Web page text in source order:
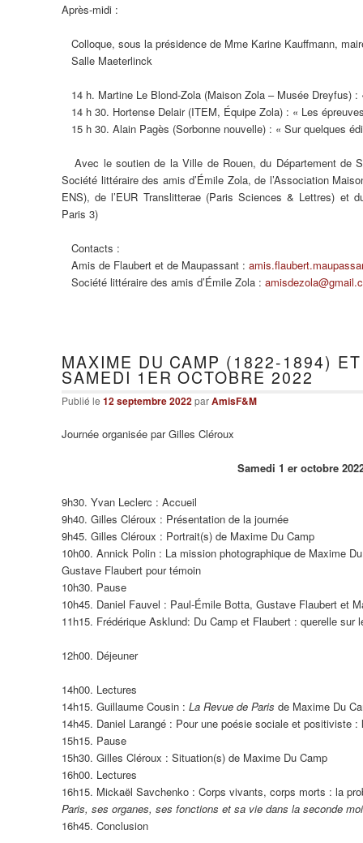
Après-midi :
Colloque, sous la présidence de Mme Karine Kauffmann,
Salle Maeterlinck
14 h. Martine Le Blond-Zola (Maison Zola – Musée Dreyfus)
14 h 30. Hortense Delair (ITEM, Équipe Zola) : « Les épreuves
15 h 30. Alain Pagès (Sorbonne nouvelle) : « Sur quelques
Avec le soutien de la Ville de Rouen, du Département de
Société littéraire des amis d’Émile Zola, de l’Association
ENS), de l’EUR Translitterae (Paris Sciences & Lettres) et
Paris 3)
Contacts :
Amis de Flaubert et de Maupassant :
Société littéraire des amis d’Émile Zola :
MAXIME DU CAMP (1822-1894)
SAMEDI 1ER OCTOBRE 2022
Publié le 12 septembre 2022parAmisF&M
Journée organisée par Gilles Cléroux
Samedi 1 er octobre
9h30. Yvan Leclerc : Accueil
9h40. Gilles Cléroux : Présentation de la journée
9h45. Gilles Cléroux : Portrait(s) de Maxime Du Camp
10h00. Annick Polin : La mission photographique de Maxime
Gustave Flaubert pour témoin
10h30. Pause
10h45. Daniel Fauvel : Paul-Émile Botta, Gustave Flaubert et
11h15. Frédérique Asklund: Du Camp et Flaubert : querelle sur
12h00. Déjeuner
14h00. Lectures
14h15. Guillaume Cousin : La Revue de Paris de Maxime Du
14h45. Daniel Larangé : Pour une poésie sociale et
15h15. Pause
15h30. Gilles Cléroux : Situation(s) de Maxime Du Camp
16h00. Lectures
16h15. Mickaël Savchenko : Corps vivants, corps morts : la
Paris, ses organes, ses fonctions et sa vie dans la seconde
16h45. Conclusion